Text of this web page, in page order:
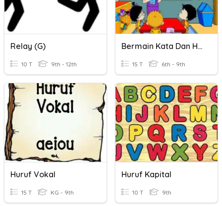
Relay (G)
10 T 9th - 12th
Bermain Kata Dan Huruf Kapital
15 T 6th - 9th
Huruf Vokal
15 T KG - 9th
Huruf Kapital
10 T 9th